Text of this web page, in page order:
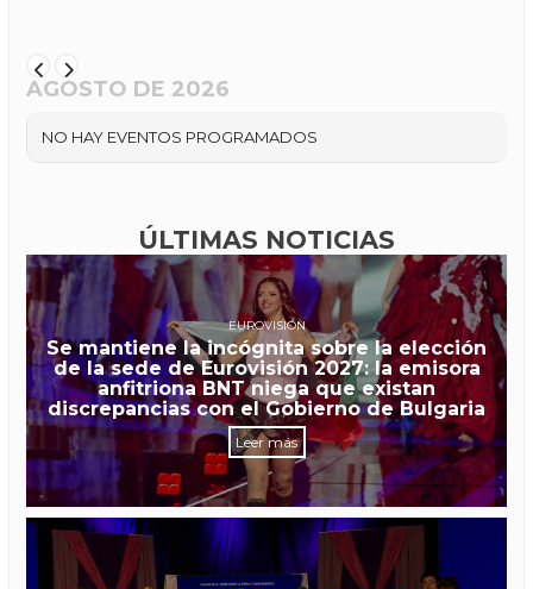
AGOSTO DE 2026
NO HAY EVENTOS PROGRAMADOS
ÚLTIMAS NOTICIAS
EUROVISIÓN
Se mantiene la incógnita sobre la elección
de la sede de Eurovisión 2027: la emisora
anfitriona BNT niega que existan
discrepancias con el Gobierno de Bulgaria
Leer más